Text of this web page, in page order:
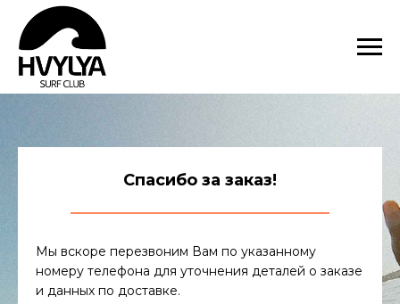
Спасибо за заказ!
Мы вскоре перезвоним Вам по указанному
номеру телефона для уточнения деталей о заказе
и данных по доставке.